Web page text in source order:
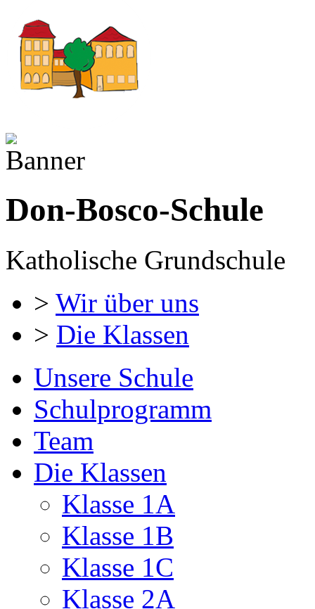
Don-Bosco-Schule
Katholische Grundschule
> Wir über uns
> Die Klassen
Unsere Schule
Schulprogramm
Team
Die Klassen
Klasse 1A
Klasse 1B
Klasse 1C
Klasse 2A